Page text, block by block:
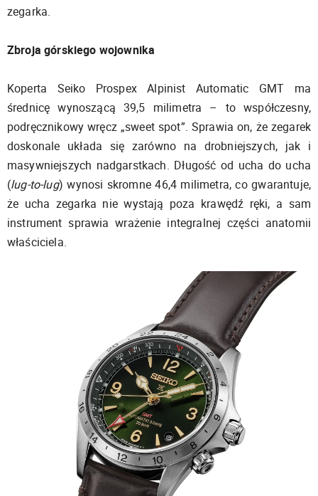
zegarka.
Zbroja górskiego wojownika
Koperta Seiko Prospex Alpinist Automatic GMT ma
średnicę wynoszącą 39,5 milimetra – to współczesny,
podręcznikowy wręcz „sweet spot”. Sprawia on, że zegarek
doskonale układa się zarówno na drobniejszych, jak i
masywniejszych nadgarstkach. Długość od ucha do ucha
(lug-to-lug) wynosi skromne 46,4 milimetra, co gwarantuje,
że ucha zegarka nie wystają poza krawędź ręki, a sam
instrument sprawia wrażenie integralnej części anatomii
właściciela.